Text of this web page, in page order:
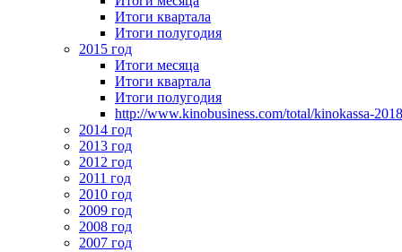
Итоги квартала
Итоги полугодия
2015 год
Итоги месяца
Итоги квартала
Итоги полугодия
http://www.kinobusiness.com/total/kinokassa-
2014 год
2013 год
2012 год
2011 год
2010 год
2009 год
2008 год
2007 год